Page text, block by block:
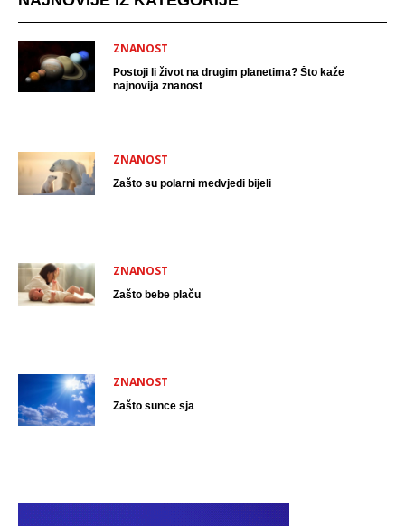
ZNANOST
Postoji li život na drugim planetima? Što kaže
najnovija znanost
ZNANOST
Zašto su polarni medvjedi bijeli
ZNANOST
Zašto bebe plaču
ZNANOST
Zašto sunce sja